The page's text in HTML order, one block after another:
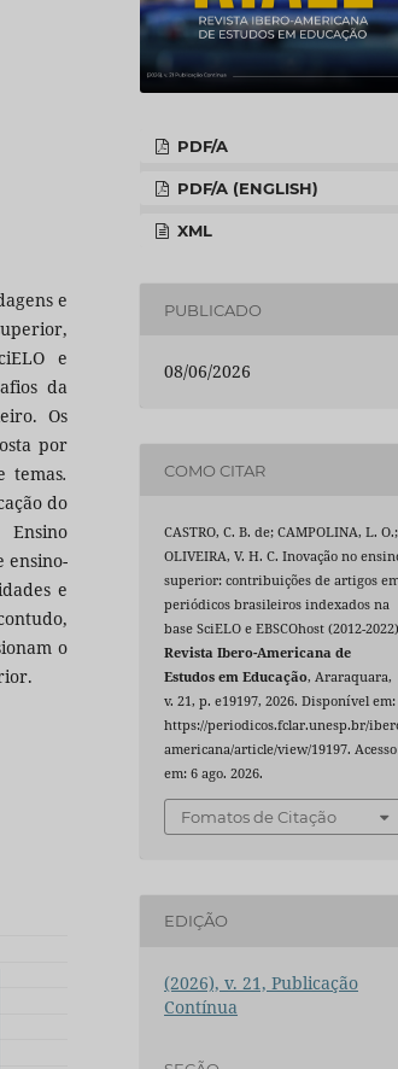
e
e
da
Os
por
temas.
do
ensino-
e
o
PDF/A
PDF/A (ENGLISH)
XML
PUBLICADO
08/06/2026
COMO CITAR
CASTRO, C. B. de; CAMPOLINA, L. O.;
OLIVEIRA, V. H. C. Inovação no
superior: contribuições de artigos
periódicos brasileiros indexados na
base SciELO e EBSCOhost (2012-
Revista Ibero-Americana de
Estudos em Educação, Araraquara,
v. 21, p. e19197, 2026. Disponível em:
https://periodicos.fclar.unesp.br/
americana/article/view/19197. Acesso
em: 6 ago. 2026.
Fomatos de Citação
EDIÇÃO
(2026), v. 21, Publicação
Contínua